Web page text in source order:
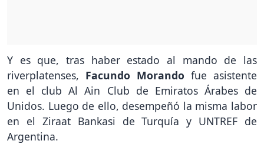
Y es que, tras haber estado al mando de las
riverplatenses, Facundo Morando fue asistente
en el club Al Ain Club de Emiratos Árabes de
Unidos. Luego de ello, desempeñó la misma labor
en el Ziraat Bankasi de Turquía y UNTREF de
Argentina.